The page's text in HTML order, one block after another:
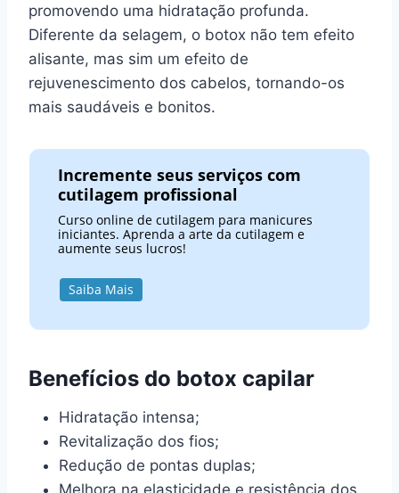
promovendo uma hidratação profunda.
Diferente da selagem, o botox não tem efeito
alisante, mas sim um efeito de
rejuvenescimento dos cabelos, tornando-os
mais saudáveis e bonitos.
Incremente seus serviços com
cutilagem profissional
Curso online de cutilagem para manicures
iniciantes. Aprenda a arte da cutilagem e
aumente seus lucros!
Saiba Mais
Benefícios do botox capilar
Hidratação intensa;
Revitalização dos fios;
Redução de pontas duplas;
Melhora na elasticidade e resistência dos